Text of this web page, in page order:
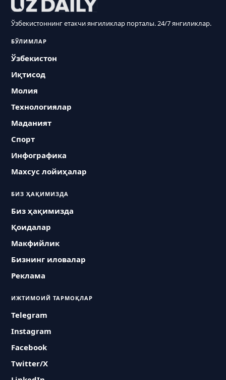
Ўзбекистоннинг етакчи янгиликлар порталы. 24/7 янгиликлар.
БЎЛИМЛАР
Ўзбекистон
Иқтисод
Молия
Технологиялар
Маданият
Спорт
Инфографика
Махсус лойиҳалар
БИЗ ҲАҚИМИЗДА
Биз ҳақимизда
Қоидалар
Макфийлик
Бизнинг иловалар
Реклама
ИЖТИМОИЙ ТАРМОҚЛАР
Telegram
Instagram
Facebook
Twitter/X